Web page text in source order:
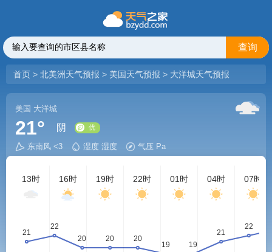
查询
首页 > 北美洲天气预报 > 美国天气预报 > 大洋城天气预报
美国 大洋城
21° 阴
东南风 <3 湿度 湿度 气压 Pa
13时 16时 19时 22时 01时 04时 07时